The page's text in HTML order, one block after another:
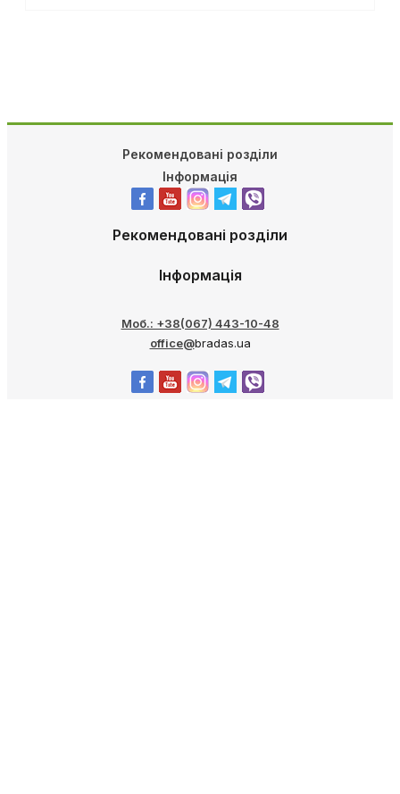
Рекомендовані розділи
Інформація
Рекомендовані розділи
Інформація
Моб.: +38(067) 443-10-48
office@bradas.ua